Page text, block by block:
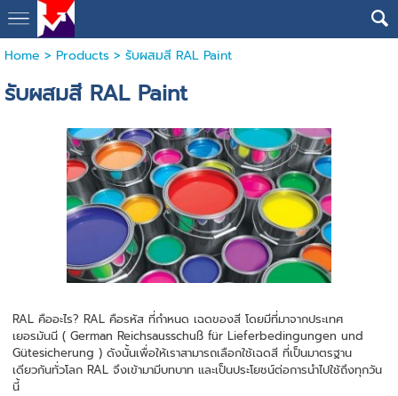
Home > Products> รับผสมสี RAL Paint
รับผสมสี RAL Paint
RAL คืออะไร? RAL คือรหัส ที่กำหนด เฉดของสี โดยมีที่มาจากประเทศ
เยอรมันนี ( German Reichsausschuß für Lieferbedingungen und
Gütesicherung ) ดังนั้นเพื่อให้เราสามารถเลือกใช้เฉดสี ที่เป็นมาตรฐาน
เดียวกันทั่วโลก RAL จึงเข้ามามีบทบาท และเป็นประโยชน์ต่อการนำไปใช้ถึงทุกวัน
นี้